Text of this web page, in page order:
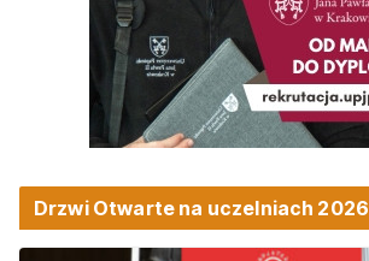
Drzwi Otwarte na uczelniach 2026